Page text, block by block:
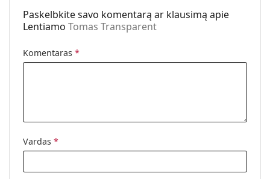
vyriai:
Ne
Priedai
Kategorija:
Akiniai
Paskelbkite savo komentarą ar klausimą apie
Lentiamo Tomas Transparent
Komentaras *
Vardas *